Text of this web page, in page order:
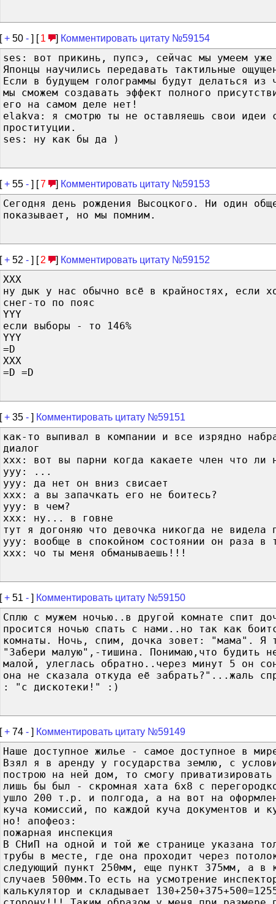
[+ 50 - ] [ 1 ] Комментировать цитату №59154
ses: вот прикинь, пупсэ, сейчас мы умеем уже
Японцы научились передавать тактильные
Если в будущем голограммы будут делаться
мы сможем создавать эффект полного
его на самом деле нет!
elakva: я смотрю ты не оставляешь свои идеи
проституции.
ses: ну как бы да )
[+ 55 - ] [7 ] Комментировать цитату №59153
Сегодня день рождения Высоцкого. Ни один
показывает, но мы помним.
[+ 52 - ] [ 2 ] Комментировать цитату №59152
XXX
ну дык у нас обычно всё в крайностях, если
снег-то по пояс
YYY
если выборы - то 146%
YYY
=D
XXX
=D =D
[+ 35 - ] Комментировать цитату №59151
как-то выпивал в компании и все изрядно
диалог
xxx: вот вы парни когда какаете член что ли
yyy: ...
yyy: да нет он вниз свисает
xxx: а вы запачкать его не боитесь?
yyy: в чем?
xxx: ну... в говне
тут я догоняю что девочка никогда не видела
yyy: вообще в спокойном состоянии он раза в
xxx: чо ты меня обманываешь!!!
[+ 51 - ] Комментировать цитату №59150
Сплю с мужем ночью..в другой комнате спит
просится ночью спать с нами..но так как
комнаты. Ночь, спим, дочка зовет: "мама". Я
"Забери малую",-тишина. Понимаю,что будить
малой, улеглась обратно..через минут 5 он
она не сказала откуда её забрать?"...жаль
: "с дискотеки!" :)
[+ 74 - ] Комментировать цитату №59149
Наше доступное жилье - самое доступное в
Взял я в аренду у государства землю, с
построю на ней дом, то смогу
лишь бы был - скромная хата 6х8 с
ушло 200 т.р. и полгода, а на вот на
куча комиссий, по каждой куча документов и
но! апофеоз:
пожарная инспекция
В СНиП на одной и той же странице указана
трубы в месте, где она проходит через
следующий пункт 250мм, еще пункт 375мм, а в
случаев 500мм.То есть на усмотрение
калькулятор и складывает